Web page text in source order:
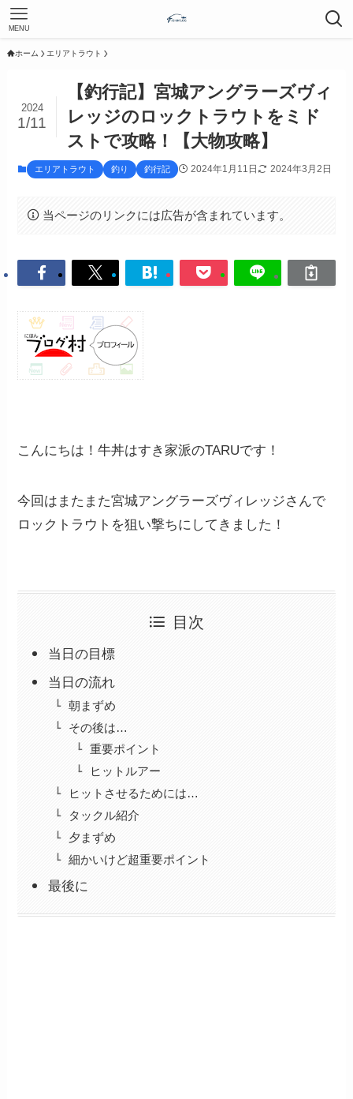
MENU
ホーム エリアトラウト
【釣行記】宮城アングラーズヴィ
レッジのロックトラウトをミド
ストで攻略！【大物攻略】
2024
1/11
エリアトラウト 釣り 釣行記 2024年1月11日 2024年3月2日
当ページのリンクには広告が含まれています。
こんにちは！牛丼はすき家派のTARUです！
今回はまたまた宮城アングラーズヴィレッジさんで
ロックトラウトを狙い撃ちにしてきました！
目次
当日の目標
当日の流れ
朝まずめ
その後は…
重要ポイント
ヒットルアー
ヒットさせるためには…
タックル紹介
夕まずめ
細かいけど超重要ポイント
最後に